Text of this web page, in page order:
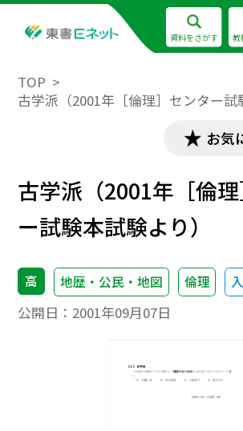
資料をさがす 教
TOP
古学派（2001年［倫理］センター試
お気
古学派（2001年［倫
ー試験本試験より）
高 地歴・公民・地図 倫理
公開日： 2001年09月07日